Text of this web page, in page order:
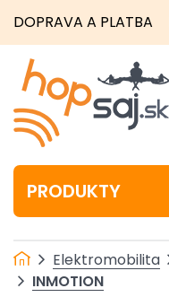
DOPRAVA A PLATBA
PRODUKTY
Elektromobilita
INMOTION